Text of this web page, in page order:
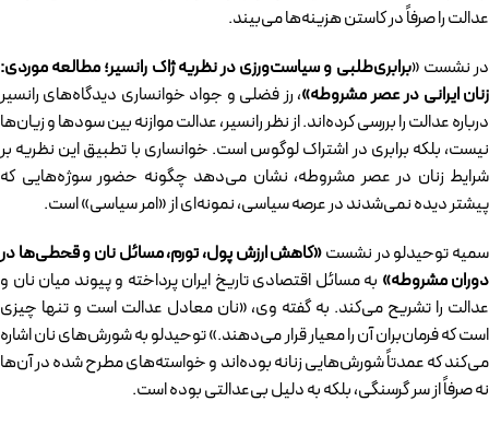
عدالت را صرفاً در کاستن هزینه‌ها می‌بیند.
در نشست «برابری‌طلبی و سیاست‌ورزی در نظریه ژاک رانسیر؛ مطالعه موردی:
زنان ایرانی در عصر مشروطه»، رز فضلی و جواد خوانساری دیدگاه‌های رانسیر
درباره عدالت را بررسی کرده‌اند. از نظر رانسیر، عدالت موازنه بین سودها و زیان‌ها
نیست، بلکه برابری در اشتراک لوگوس است. خوانساری با تطبیق این نظریه بر
شرایط زنان در عصر مشروطه، نشان می‌دهد چگونه حضور سوژه‌هایی که
پیشتر دیده نمی‌شدند در عرصه سیاسی، نمونه‌ای از «امر سیاسی» است.
سمیه توحیدلو در نشست«کاهش ارزش پول، تورم، مسائل نان و قحطی‌ها در
دوران مشروطه» به مسائل اقتصادی تاریخ ایران پرداخته و پیوند میان نان و
عدالت را تشریح می‌کند. به گفته وی، «نان معادل عدالت است و تنها چیزی
است که فرمان‌بران آن را معیار قرار می‌دهند.» توحیدلو به شورش‌های نان اشاره
می‌کند که عمدتاً شورش‌هایی زنانه بوده‌اند و خواسته‌های مطرح شده در آن‌ها
نه صرفاً از سر گرسنگی، بلکه به دلیل بی‌عدالتی بوده است.